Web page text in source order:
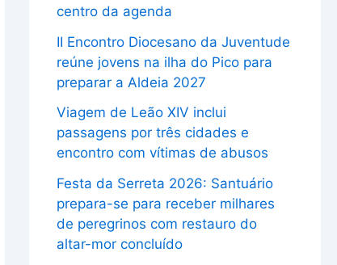
centro da agenda
II Encontro Diocesano da Juventude
reúne jovens na ilha do Pico para
preparar a Aldeia 2027
Viagem de Leão XIV inclui
passagens por três cidades e
encontro com vítimas de abusos
Festa da Serreta 2026: Santuário
prepara-se para receber milhares
de peregrinos com restauro do
altar-mor concluído